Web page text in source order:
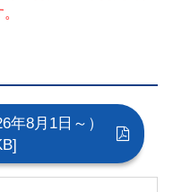
年8月1日～）